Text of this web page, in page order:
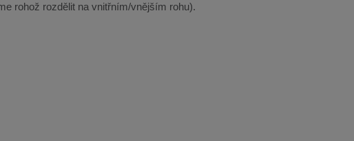
rohož rozdělit na vnitřním/vnějším rohu).